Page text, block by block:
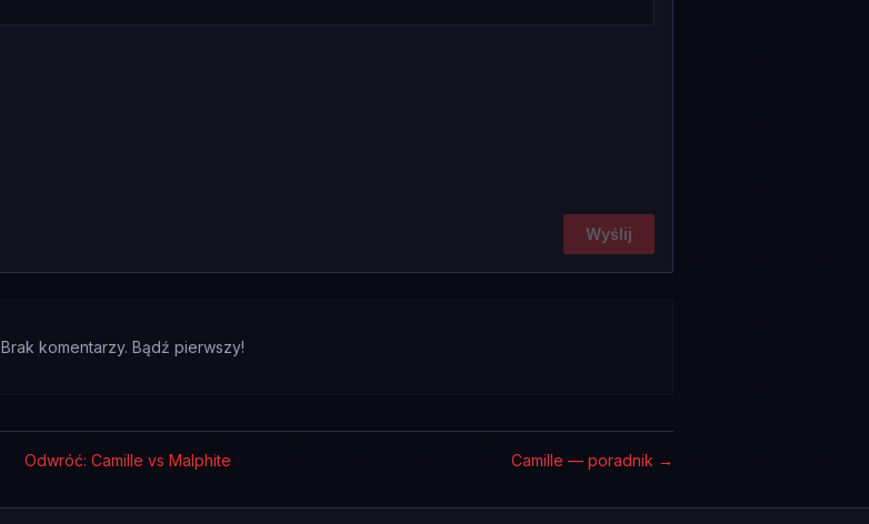
Wyślij
Brak komentarzy. Bądź pierwszy!
Odwróć: Camille vs Malphite Camille — poradnik →